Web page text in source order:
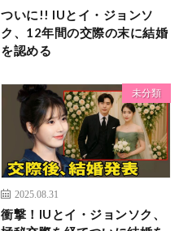
ついに!! IUとイ・ジョンソ
ク、12年間の交際の末に結婚
を認める
未分類
2025.08.31
衝撃！IUとイ・ジョンソク、